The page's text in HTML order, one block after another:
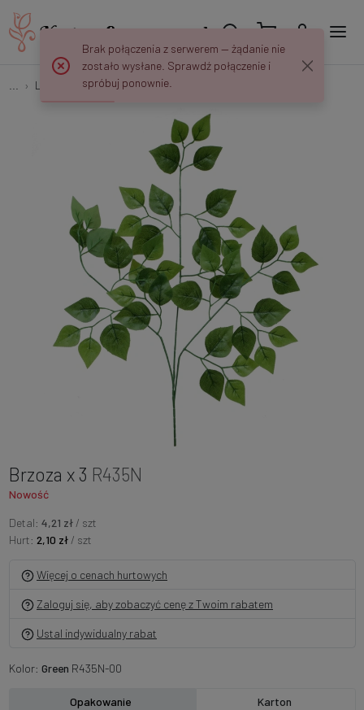
Liście "Trójki" (3x5) Brzoza x 3 R435N
Brzoza x 3 R435N
Nowość
Detal: 4,21 zł / szt
Hurt: 2,10 zł / szt
Więcej o cenach hurtowych
Zaloguj się, aby zobaczyć cenę z Twoim rabatem
Ustal indywidualny rabat
Kolor: Green R435N-00
Opakowanie Karton
Brak połączenia z serwerem — żądanie nie
zostało wysłane. Sprawdź połączenie i
spróbuj ponownie.